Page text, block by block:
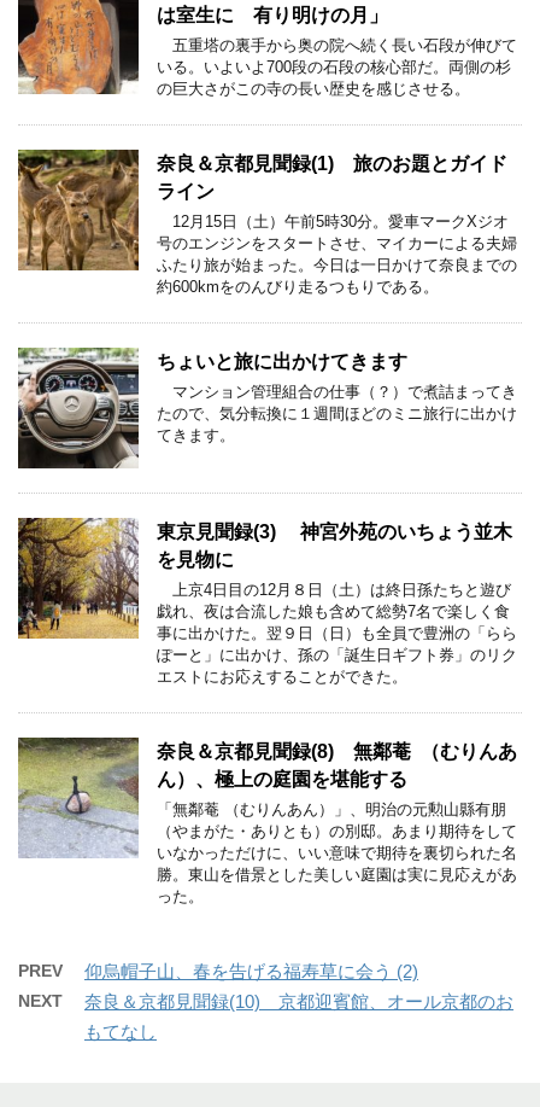
は室生に 有り明けの月」
五重塔の裏手から奥の院へ続く長い石段が伸びて
いる。いよいよ700段の石段の核心部だ。両側の杉
の巨大さがこの寺の長い歴史を感じさせる。
奈良＆京都見聞録(1) 旅のお題とガイド
ライン
12月15日（土）午前5時30分。愛車マークXジオ
号のエンジンをスタートさせ、マイカーによる夫婦
ふたり旅が始まった。今日は一日かけて奈良までの
約600kmをのんびり走るつもりである。
ちょいと旅に出かけてきます
マンション管理組合の仕事（？）で煮詰まってき
たので、気分転換に１週間ほどのミニ旅行に出かけ
てきます。
東京見聞録(3) 神宮外苑のいちょう並木
を見物に
上京4日目の12月８日（土）は終日孫たちと遊び
戯れ、夜は合流した娘も含めて総勢7名で楽しく食
事に出かけた。翌９日（日）も全員で豊洲の「らら
ぽーと」に出かけ、孫の「誕生日ギフト券」のリク
エストにお応えすることができた。
奈良＆京都見聞録(8) 無鄰菴 （むりんあ
ん）、極上の庭園を堪能する
「無鄰菴 （むりんあん）」、明治の元勲山縣有朋
（やまがた・ありとも）の別邸。あまり期待をして
いなかっただけに、いい意味で期待を裏切られた名
勝。東山を借景とした美しい庭園は実に見応えがあ
った。
PREV 仰烏帽子山、春を告げる福寿草に会う (2)
NEXT
奈良＆京都見聞録(10) 京都迎賓館、オール京都のお
もてなし